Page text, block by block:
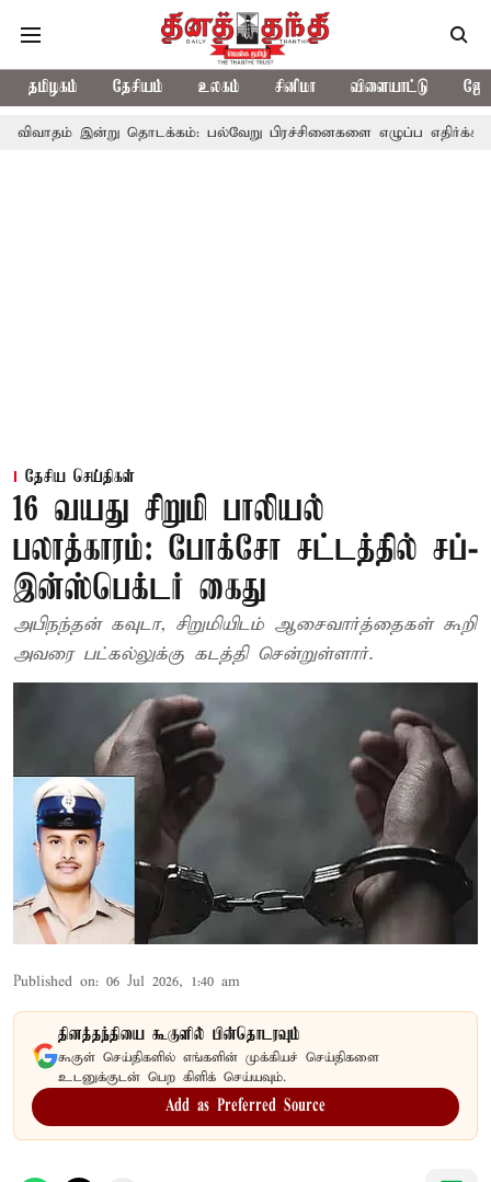
தமிழகம் தேசியம் உலகம் சினிமா விளையாட்டு
தொடக்கம்: பல்வேறு பிரச்சினைகளை எழுப்ப எதிர்க்கட்சிகள் திட்டம்
தேசிய செய்திகள்
16 வயது சிறுமி பாலியல்
பலாத்காரம்: போக்சோ சட்டத்தில் சப்-
இன்ஸ்பெக்டர் கைது
அபிநந்தன் கவுடா, சிறுமியிடம் ஆசைவார்த்தைகள் கூறி
அவரை பட்கல்லுக்கு கடத்தி சென்றுள்ளார்.
Published on: 06 Jul 2026, 1:40 am
தினத்தந்தியை கூகுளில் பின்தொடரவும்
கூகுள் செய்திகளில் எங்களின் முக்கியச் செய்திகளை
உடனுக்குடன் பெற கிளிக் செய்யவும்.
Add as Preferred Source